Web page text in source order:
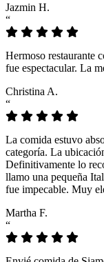
Jazmin H.
“
Hermoso restaurante
fue espectacular. La
Christina A.
“
La comida estuvo
categoría. La
Definitivamente lo
llamo una pequeña
fue impecable. Muy
Martha F.
“